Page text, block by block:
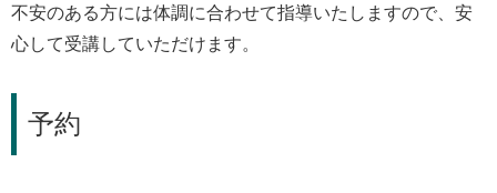
不安のある方には体調に合わせて指導いたしますので、安
心して受講していただけます。
予約